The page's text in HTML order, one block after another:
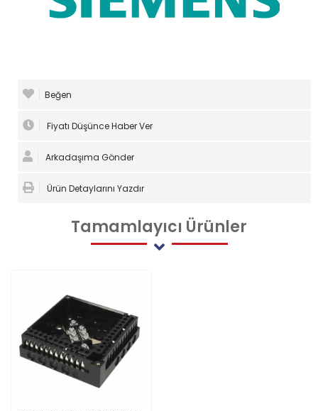
Beğen
Fiyatı Düşünce Haber Ver
Arkadaşıma Gönder
Ürün Detaylarını Yazdır
Tamamlayıcı Ürünler